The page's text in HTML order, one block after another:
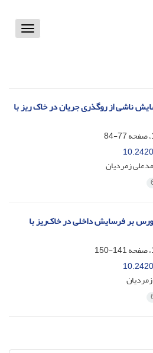
Toggle
ناشی از روگذری جریان در خاک ریز با
77-84
زمردیان
بر فرسایش داخلی در خاک‌ریز با
141-150